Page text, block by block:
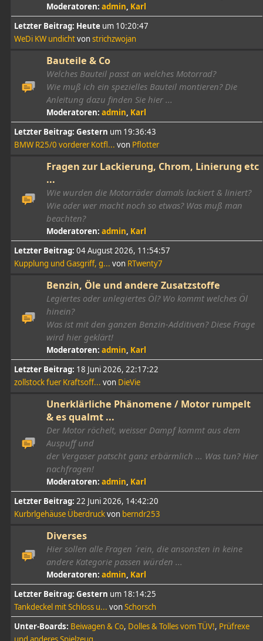
Moderatoren: admin, Karl
Letzter Beitrag: Heute um 10:20:47
WeDi KW undichtvon strichzwojan
Bauteile & Co
Welches Bauteil passt an welches Motorrad?
Wie muß ich ein spezielles Bauteil montieren? Die
Anleitung dazu finden Sie hier ...
Moderatoren: admin, Karl
Letzter Beitrag: Gestern um 19:36:43
BMW R25/0 vorderer Kotfl... von Pflotter
Fragen zur Lackierung, Chrom, Linierung etc
...
Wie wurden die Motorräder damals lackiert & liniert?
Wie oder wer macht noch so etwas? Was muß man
beachten?
Moderatoren: admin, Karl
Letzter Beitrag: 04 August 2026, 11:54:57
Kupplung und Gasgriff, g... von RTwenty7
Benzin, Öle und andere Zusatzstoffe
Legiertes oder unlegiertes Öl? Wo kommt welches Öl
hinein?
Was ist mit den ganzen Benzin-Additiven? Diese Frage
wird hier geklärt!
Moderatoren: admin, Karl
Letzter Beitrag: 18 Juni 2026, 22:17:22
zollstock fuer Kraftsoff... von DieVie
Unerklärliche Phänomene / Motor rumpelt
& es qualmt ...
Der Motor röchelt, weisser Dampf kommt aus dem
Auspuff und
der Vergaser patscht ganz erbärmlich ... Was tun? Hier
nachfragen!
Moderatoren: admin, Karl
Letzter Beitrag: 22 Juni 2026, 14:42:20
Kurbrlgehäuse Überdruckvon berndr253
Diverses
Hier sollen alle Fragen ´rein, die ansonsten in keine
andere Kategorie passen würden ...
Moderatoren: admin, Karl
Letzter Beitrag: Gestern um 18:14:25
Tankdeckel mit Schloss u... von Schorsch
Unter-Boards Beiwagen & Co Dolles & Tolles vom TÜV! Prüfrexe